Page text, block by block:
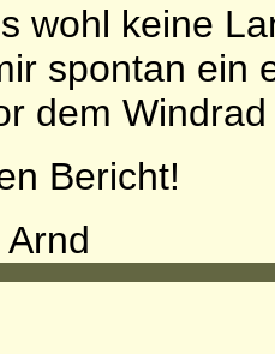
wohl keine
spontan ein
dem
Bericht!